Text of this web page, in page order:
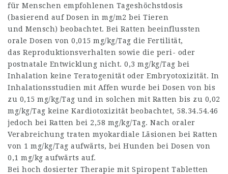
für Menschen empfohlenen Tageshöchstdosis
(basierend auf Dosen in mg/m2 bei Tieren
und Mensch) beobachtet. Bei Ratten beeinflussten
orale Dosen von 0,015 mg/kg/Tag die Fertilität,
das Reproduktionsverhalten sowie die peri- oder
postnatale Entwicklung nicht. 0,3 mg/kg/Tag bei
Inhalation keine Teratogenität oder Embryotoxizität. In
Inhalationsstudien mit Affen wurde bei Dosen von bis
zu 0,15 mg/kg/Tag und in solchen mit Ratten bis zu 0,02
mg/kg/Tag keine Kardiotoxizität beobachtet, 58.34.54.46
jedoch bei Ratten bei 2,58 mg/kg/Tag. Nach oraler
Verabreichung traten myokardiale Läsionen bei Ratten
von 1 mg/kg/Tag aufwärts, bei Hunden bei Dosen von
0,1 mg/kg aufwärts auf.
Bei hoch dosierter Therapie mit Spiropent Tabletten